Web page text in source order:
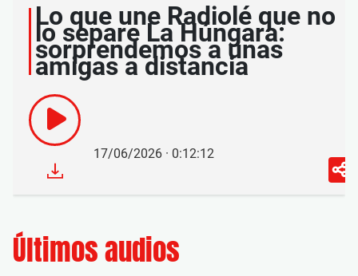
Lo que une Radiolé que no
lo separe La Húngara:
sorprendemos a unas
amigas a distancia
17/06/2026 · 0:12:12
Últimos audios